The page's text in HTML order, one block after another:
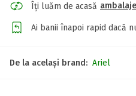
Îți luăm de acasă
Ai banii înapoi rapid dacă
De la același brand: Ariel